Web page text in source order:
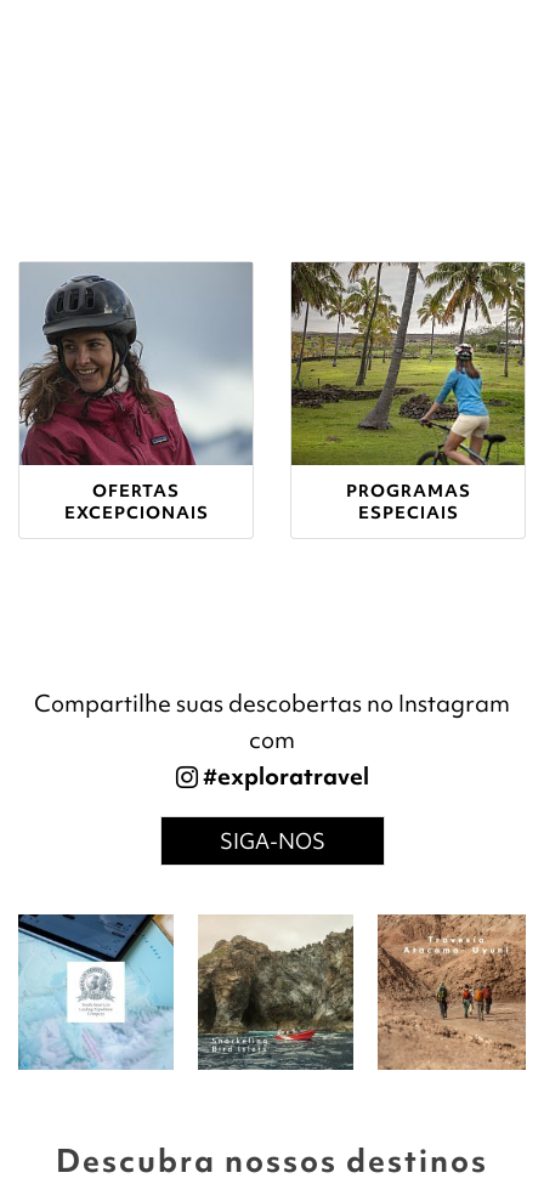
OFERTAS
EXCEPCIONAIS
PROGRAMAS
ESPECIAIS
Compartilhe suas descobertas no Instagram
com
#exploratravel
SIGA-NOS
Descubra nossos destinos